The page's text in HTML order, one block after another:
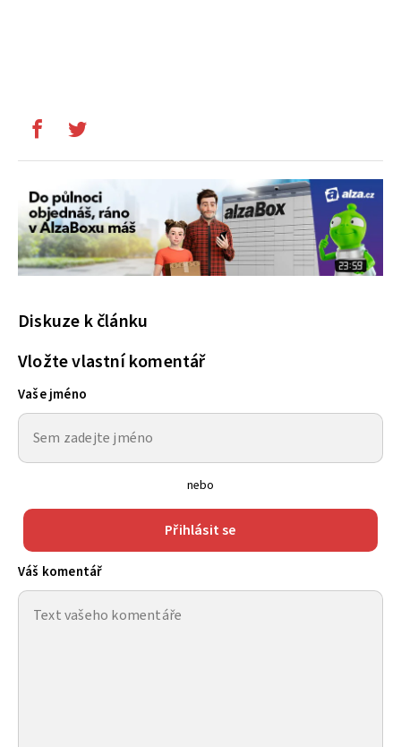
Diskuze k článku
Vložte vlastní komentář
Vaše jméno
nebo
Přihlásit se
Váš komentář